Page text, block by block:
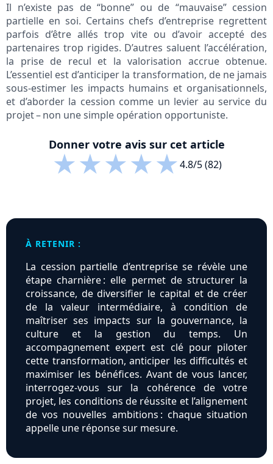
Il n’existe pas de “bonne” ou de “mauvaise” cession
partielle en soi. Certains chefs d’entreprise regrettent
parfois d’être allés trop vite ou d’avoir accepté des
partenaires trop rigides. D’autres saluent l’accélération,
la prise de recul et la valorisation accrue obtenue.
L’essentiel est d’anticiper la transformation, de ne jamais
sous-estimer les impacts humains et organisationnels,
et d’aborder la cession comme un levier au service du
projet – non une simple opération opportuniste.
Donner votre avis sur cet article
★★★★★4.8/5 (82)
À RETENIR :
La cession partielle d’entreprise se révèle une
étape charnière : elle permet de structurer la
croissance, de diversifier le capital et de créer
de la valeur intermédiaire, à condition de
maîtriser ses impacts sur la gouvernance, la
culture et la gestion du temps. Un
accompagnement expert est clé pour piloter
cette transformation, anticiper les difficultés et
maximiser les bénéfices. Avant de vous lancer,
interrogez-vous sur la cohérence de votre
projet, les conditions de réussite et l’alignement
de vos nouvelles ambitions : chaque situation
appelle une réponse sur mesure.